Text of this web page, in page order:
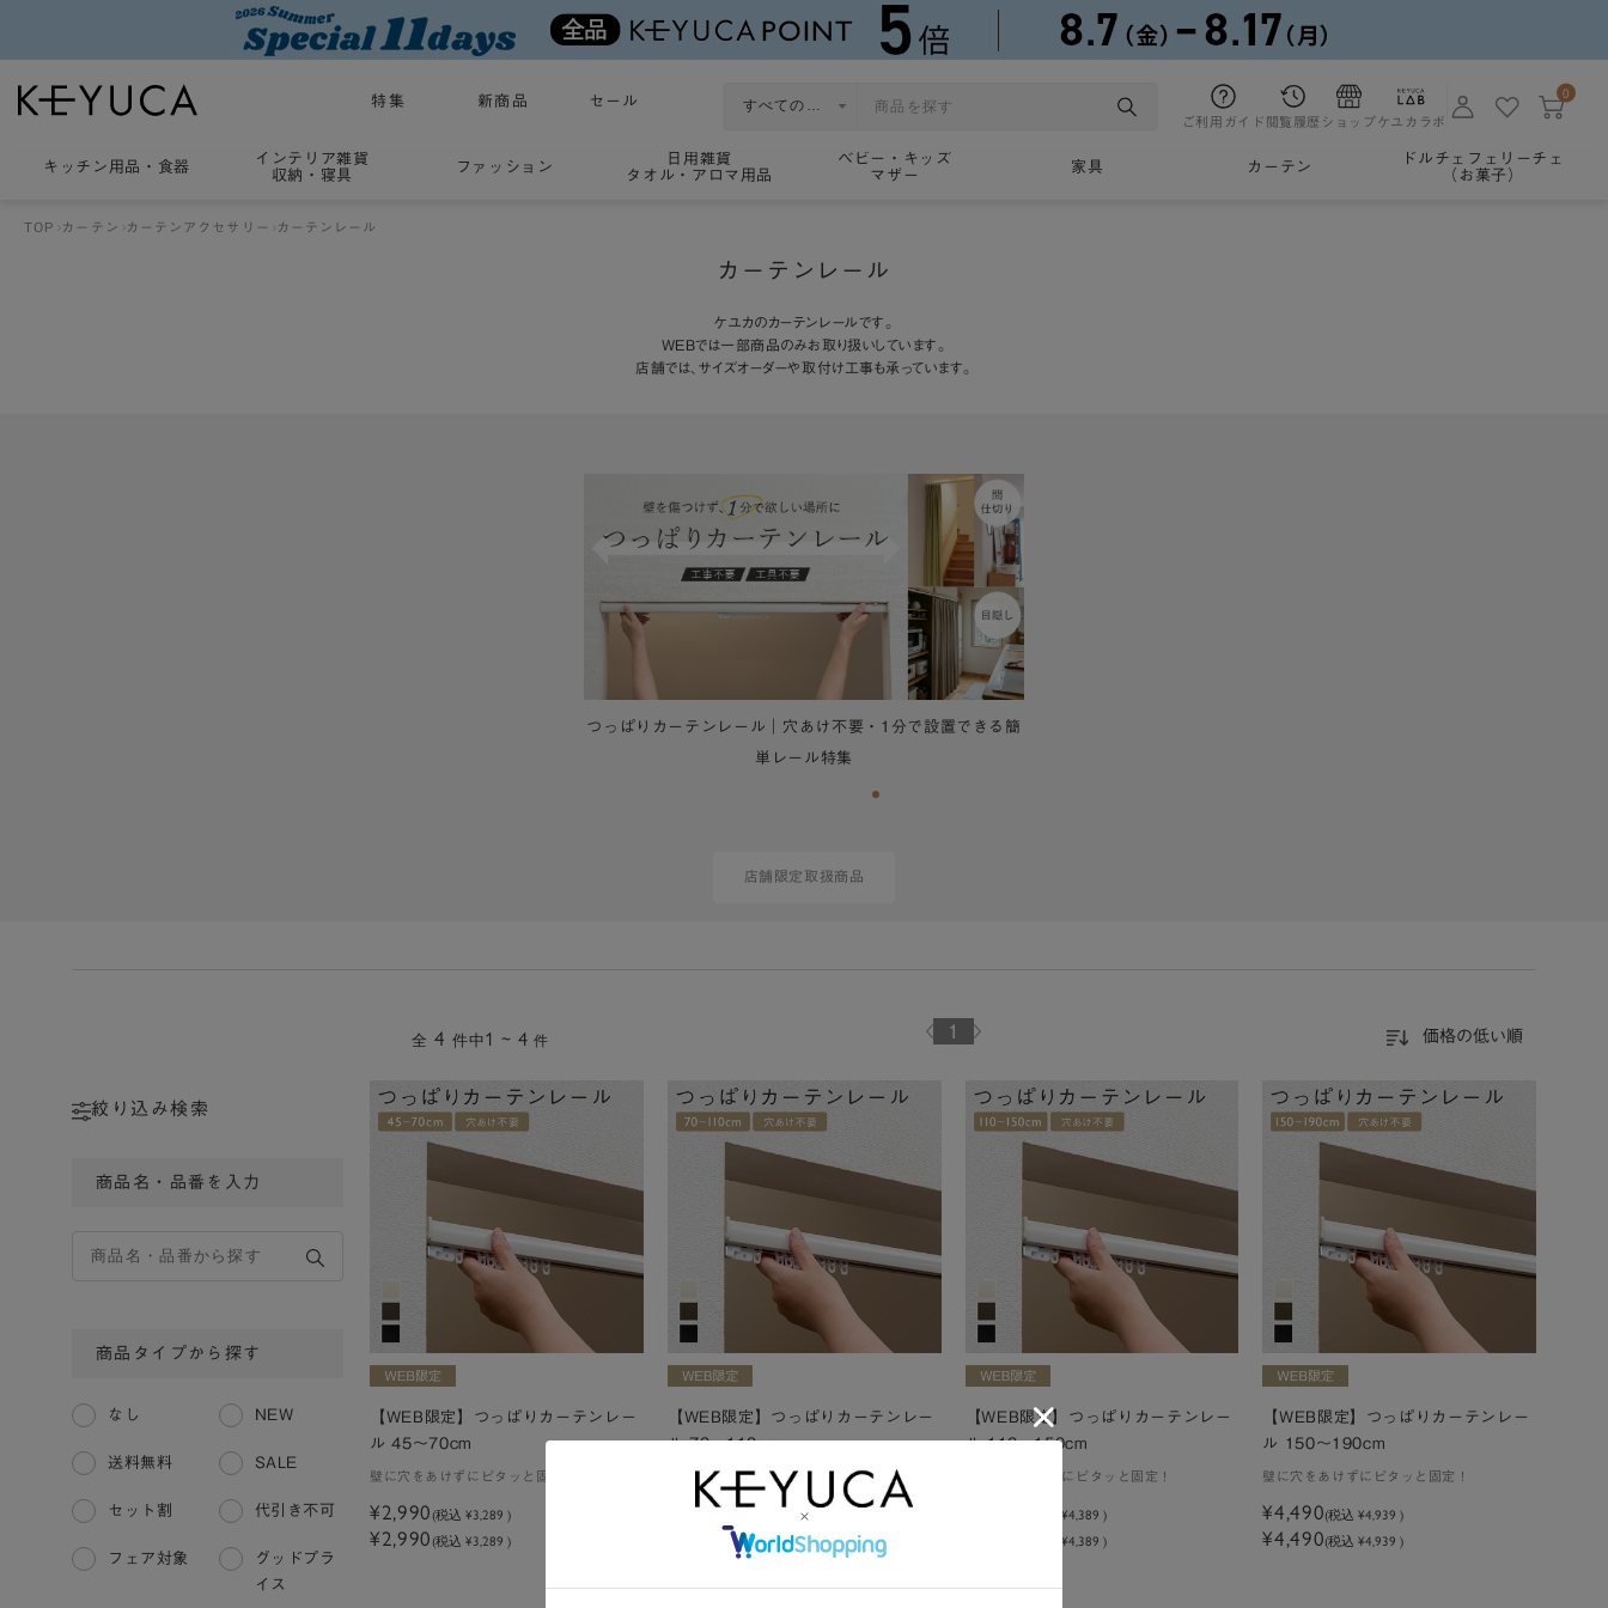
特集 新商品 セール
ご利用ガイド 閲覧履歴 ショップケユカラボ
0
キッチン用品 ・ 食器
インテリア雑貨
収納・寝具
ファッション
日用雑貨
タオル・アロマ用品
ベビー・キッズ
マザー
家具 カーテン
ドルチェフェリーチェ
（お菓子）
TOP カーテン カーテンアクセサリー カーテンレール
カーテンレール
ケユカのカーテンレールです。
WEBでは一部商品のみお取り扱いしています。
店舗では、サイズオーダーや取付け工事も承っています。
つっぱりカーテンレール｜穴あけ不要・1分で設置できる簡
単レール特集
店舗限定取扱商品
絞り込み検索
商品名・品番を入力
商品タイプから探す
なし NEW
送料無料 SALE
セット割 代引き不可
フェア対象
グッドプラ
イス
全 4 件中1 ~ 4 件 1 価格の低い順
【WEB限定】つっぱりカーテンレー
ル 45～70cm
壁に穴をあけずにピタッと固定！
¥2,990 (税込¥3,289 )
¥2,990 (税込 ¥3,289 )
【WEB限定】つっぱりカーテンレー
ル 70～110cm
壁に穴をあけずにピタッと固定！
¥3,490 ¥3,839)
¥3,490(税込 ¥3,839 )
【WEB限定】つっぱりカーテンレー
ル 110～150cm
壁に穴をあけずにピタッと固定！
¥4,389 )
(税込 ¥4,389 )
【WEB限定】つっぱりカーテンレー
ル 150～190cm
壁に穴をあけずにピタッと固定！
¥4,490(税込¥4,939 )
¥4,490(税込 ¥4,939 )